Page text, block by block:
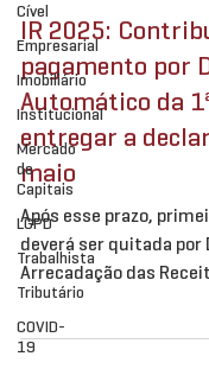
Cível
Empresarial
Imobiliário
Institucional
Mercado
de
Capitais
LGPD
Trabalhista
Tributário
COVID-
19
IR 2025:
pagamento por
Automático da
entregar a
maio
Após esse prazo,
deverá ser quitada por
Arrecadação das
declarar o...